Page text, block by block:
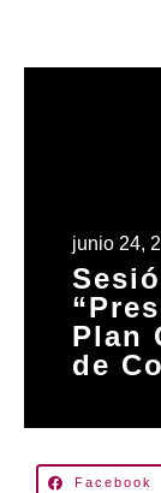
junio 24,
Plan
de
Facebook